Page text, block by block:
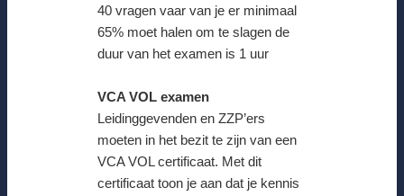
40 vragen vaar van je er minimaal
65% moet halen om te slagen de
duur van het examen is 1 uur
VCA VOL examen
Leidinggevenden en ZZP’ers
moeten in het bezit te zijn van een
VCA VOL certificaat. Met dit
certificaat toon je aan dat je kennis